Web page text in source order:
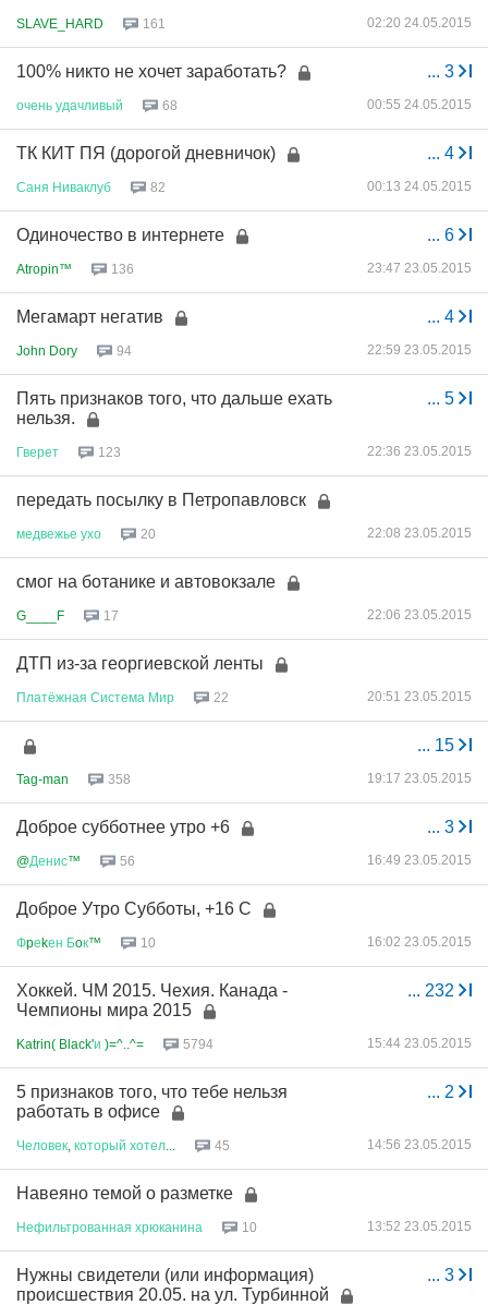
SLAVE_HARD 161 02:20 24.05.2015
... 3
100% никто не хочет заработать?
очень удачливый 68 00:55 24.05.2015
... 4
ТК КИТ ПЯ (дорогой дневничок)
Саня Ниваклуб 82 00:13 24.05.2015
... 6
Одиночество в интернете
Atropin™ 136 23:47 23.05.2015
... 4
Мегамарт негатив
John Dory 94 22:59 23.05.2015
... 5
Пять признаков того, что дальше ехать
нельзя.
Гверет 123 22:36 23.05.2015
передать посылку в Петропавловск
медвежье ухо 20 22:08 23.05.2015
смог на ботанике и автовокзале
G____F 17 22:06 23.05.2015
ДТП из-за георгиевской ленты
Платёжная Система Мир 22 20:51 23.05.2015
... 15
Tag-man 358 19:17 23.05.2015
... 3
Доброе субботнее утро +6
@Денис™ 56 16:49 23.05.2015
Доброе Утро Субботы, +16 С
Фpеkен Бoк™ 10 16:02 23.05.2015
... 232
Хоккей. ЧМ 2015. Чехия. Канада -
Чемпионы мира 2015
Katrin( Black'и )=^..^= 5794 15:44 23.05.2015
... 2
5 признаков того, что тебе нельзя
работать в офисе
Человек который хотел 45 14:56 23.05.2015
Навеяно темой о разметке
Нефильтрованная хрюканина 10 13:52 23.05.2015
... 3
Нужны свидетели (или информация)
происшествия 20.05. на ул. Турбинной